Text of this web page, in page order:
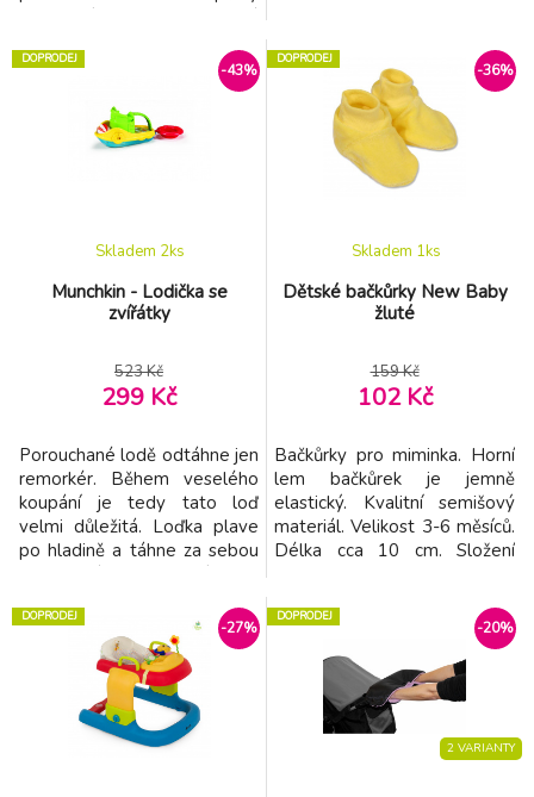
vzduchové jádro a nový
plastový plášť s povrchem
proti otlakům, lepší odpružení
! Prodloužená stříška
DOPRODEJ
-43%
Munchkin - Lodička se
zvířátky
Skladem 2ks
523 Kč
299 Kč
Porouchané lodě odtáhne jen
remorkér. Během veselého
koupání je tedy tato loď
velmi důležitá. Loďka plave
po hladině a táhne za sebou
proud vody. Loď řídí dva
námořníci, lachtan a tučňák.
Tato zvířátka lze naplnit
vodou a stříkat jimi vodu.
Vhodné od 6m+.
DOPRODEJ
-36%
Dětské bačkůrky New Baby
žluté
Skladem 1ks
159 Kč
102 Kč
Bačkůrky pro miminka. Horní
lem bačkůrek je jemně
elastický. Kvalitní semišový
materiál. Velikost 3-6 měsíců.
Délka cca 10 cm. Složení
DOPRODEJ
-27%
2 VARIANTY
DOPRODEJ
-20%